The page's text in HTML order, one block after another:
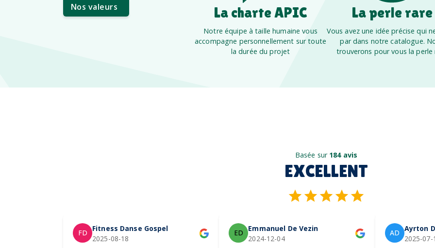
Nos valeurs La charte APIC
Notre équipe à taille humaine vous
accompagne personnellement sur toute
la durée du projet
La perle rare
Vous avez une idée précise qui
par dans notre catalogue.
trouverons pour vous la perle
Basée sur 184 avis
EXCELLENT
FD
Fitness Danse Gospel
2025-08-18
ED
Emmanuel De Vezin
2024-12-04
AD Ayrton
2025-07-